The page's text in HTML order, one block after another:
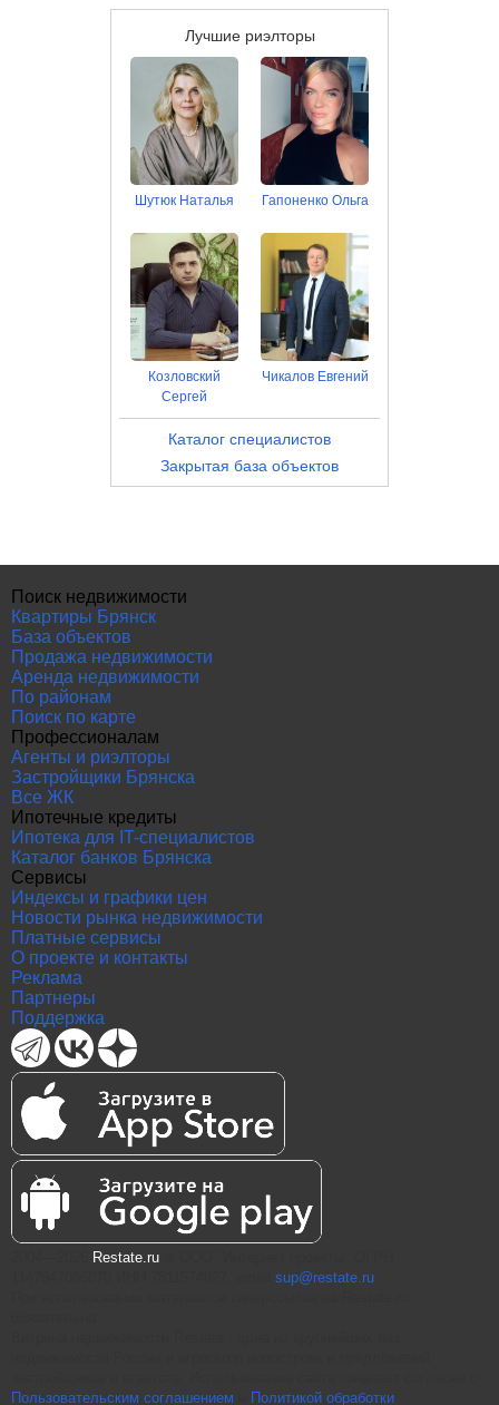
Лучшие риэлторы
Шутюк Наталья Гапоненко Ольга
Козловский
Сергей
Чикалов Евгений
Каталог специалистов
Закрытая база объектов
Поиск недвижимости
Квартиры Брянск
База объектов
Продажа недвижимости
Аренда недвижимости
По районам
Поиск по карте
Профессионалам
Агенты и риэлторы
Застройщики Брянска
Все ЖК
Ипотечные кредиты
Ипотека для IT-специалистов
Каталог банков Брянска
Сервисы
Индексы и графики цен
Новости рынка недвижимости
Платные сервисы
О проекте и контакты
Реклама
Партнеры
Поддержка
Restate.ru
sup@restate.ru
Пользовательским соглашением
Политикой обработки